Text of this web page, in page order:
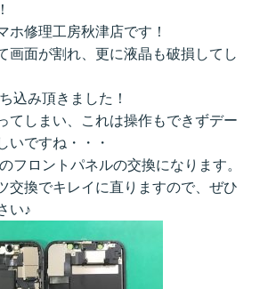
ホ修理工房秋津店です！
画面が割れ、更に液晶も破損してし
込み頂きました！
てしまい、これは操作もできずデー
いですね・・・
フロントパネルの交換になります。
交換でキレイに直りますので、ぜひ
い♪